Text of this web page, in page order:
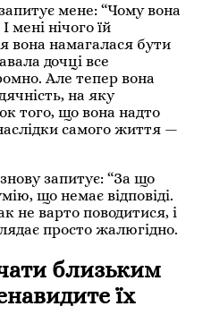
мене: “Чому вона
мені нічого їй
вона намагалася бути
дочці все
Але тепер вона
на яку
того, що вона надто
самого життя —
запитує: “За що
що немає відповіді.
не варто поводитися, і
просто жалюгідно.
близьким
їх